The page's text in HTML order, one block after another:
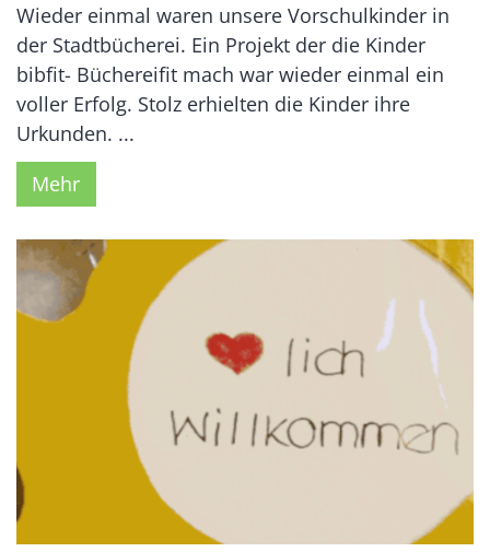
Wieder einmal waren unsere Vorschulkinder in
der Stadtbücherei. Ein Projekt der die Kinder
bibfit- Büchereifit mach war wieder einmal ein
voller Erfolg. Stolz erhielten die Kinder ihre
Urkunden. ...
Mehr